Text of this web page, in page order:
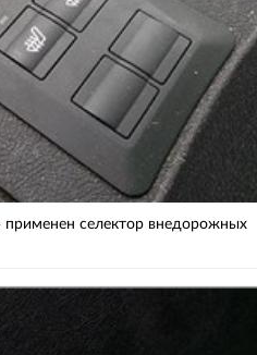
применен селектор внедорожных